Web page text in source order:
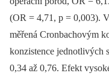
(OR = 4,71, p = 0,003).
měřená Cronbachovým
konzistence jednotlivých
0,34 až 0,76. Efekt